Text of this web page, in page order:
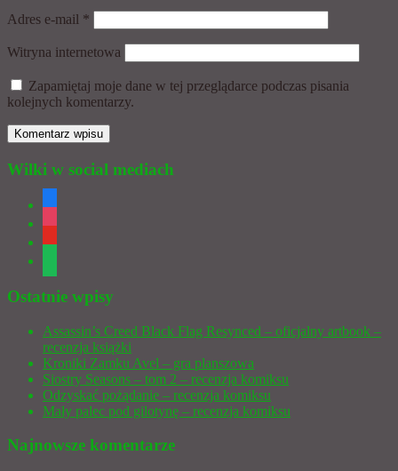
Adres e-mail *
Witryna internetowa
Zapamiętaj moje dane w tej przeglądarce podczas pisania
kolejnych komentarzy.
Wilki w social mediach
Ostatnie wpisy
Assassin’s Creed Black Flag Resynced – oficjalny artbook –
recenzja książki
Kroniki Zamku Avel – gra planszowa
Siostry Seasons – tom 2 – recenzja komiksu
Odzyskać pożądanie – recenzja komiksu
Mały palec pod gilotynę – recenzja komiksu
Najnowsze komentarze